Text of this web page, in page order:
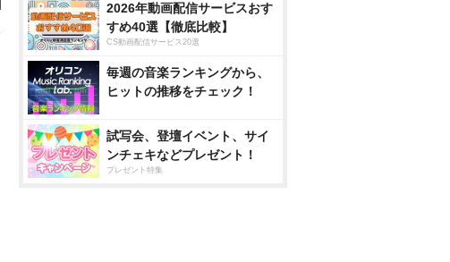
2026年動画配信サービスおす
すめ40選【徹底比較】
CS動画配信サービス20選
毎週の音楽ランキングから、
ヒットの推移をチェック！
試写会、登壇イベント、サイ
ンチェキなどプレゼント！
プレゼント特集